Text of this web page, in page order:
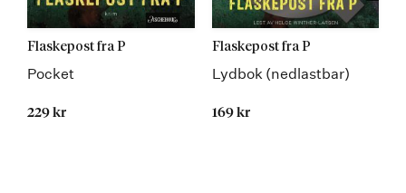
Flaskepost fra P
Pocket
229 kr
Flaskepost fra P
Lydbok (nedlastbar)
169 kr